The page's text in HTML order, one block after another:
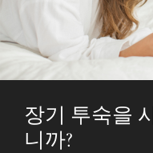
장기 투숙을
니까?